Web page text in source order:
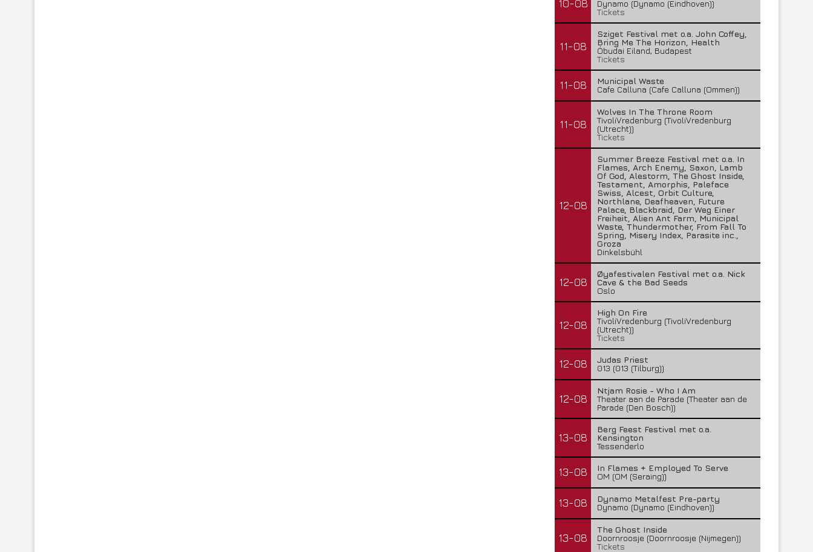
10-08
Dynamo (Dynamo (Eindhoven))
Tickets
11-08
Sziget Festival met o.a. John Coffey,
Bring Me The Horizon, Health
Óbudai Eiland, Budapest
Tickets
11-08
Municipal Waste
Cafe Calluna (Cafe Calluna (Ommen))
11-08
Wolves In The Throne Room
TivoliVredenburg (TivoliVredenburg
(Utrecht))
Tickets
12-08
Summer Breeze Festival met o.a. In
Flames, Arch Enemy, Saxon, Lamb
Of God, Alestorm, The Ghost Inside,
Testament, Amorphis, Paleface
Swiss, Alcest, Orbit Culture,
Northlane, Deafheaven, Future
Palace, Blackbraid, Der Weg Einer
Freiheit, Alien Ant Farm, Municipal
Waste, Thundermother, From Fall To
Spring, Misery Index, Parasite inc.,
Groza
Dinkelsbühl
12-08
Øyafestivalen Festival met o.a. Nick
Cave & the Bad Seeds
Oslo
12-08
High On Fire
TivoliVredenburg (TivoliVredenburg
(Utrecht))
Tickets
12-08
Judas Priest
013 (013 (Tilburg))
12-08
Ntjam Rosie - Who I Am
Theater aan de Parade (Theater aan de
Parade (Den Bosch))
13-08
Berg Feest Festival met o.a.
Kensington
Tessenderlo
13-08
In Flames + Employed To Serve
OM (OM (Seraing))
13-08
Dynamo Metalfest Pre-party
Dynamo (Dynamo (Eindhoven))
13-08
The Ghost Inside
Doornroosje (Doornroosje (Nijmegen))
Tickets